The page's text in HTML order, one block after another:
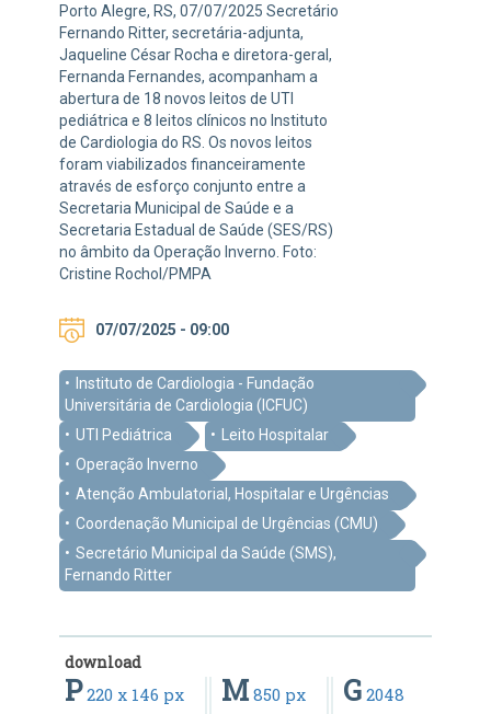
Porto Alegre, RS, 07/07/2025 Secretário
Fernando Ritter, secretária-adjunta,
Jaqueline César Rocha e diretora-geral,
Fernanda Fernandes, acompanham a
abertura de 18 novos leitos de UTI
pediátrica e 8 leitos clínicos no Instituto
de Cardiologia do RS. Os novos leitos
foram viabilizados financeiramente
através de esforço conjunto entre a
Secretaria Municipal de Saúde e a
Secretaria Estadual de Saúde (SES/RS)
no âmbito da Operação Inverno. Foto:
Cristine Rochol/PMPA
07/07/2025 - 09:00
Instituto de Cardiologia - Fundação
Universitária de Cardiologia (ICFUC)
UTI Pediátrica
Leito Hospitalar
Operação Inverno
Atenção Ambulatorial, Hospitalar e Urgências
Coordenação Municipal de Urgências (CMU)
Secretário Municipal da Saúde (SMS),
Fernando Ritter
download
P220 x 146 px M 850 px G 2048